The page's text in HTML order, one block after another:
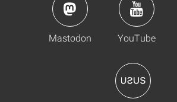
Mastodon YouTube